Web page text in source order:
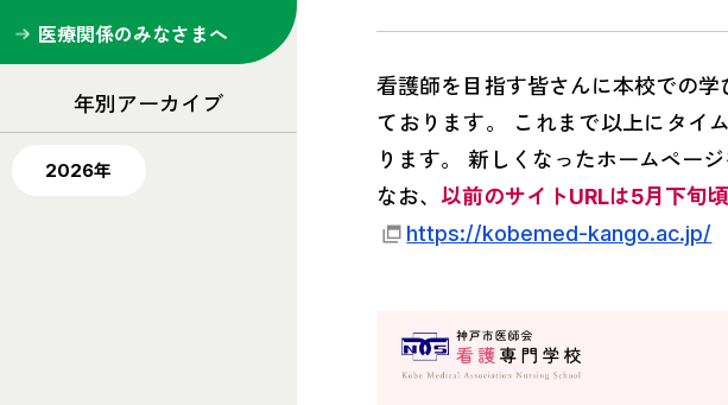
神戸市医師会だより D-KOMET
医療メディ
神戸de医療
看護師を目指す皆さんに本校での
ております。 これまで以上にタイ
ります。 新しくなったホームペー
なお、以前のサイトURLは5月下旬
https://kobemed-kango.ac.jp/
医療関係のみなさまへ
年別アーカイブ
2026年